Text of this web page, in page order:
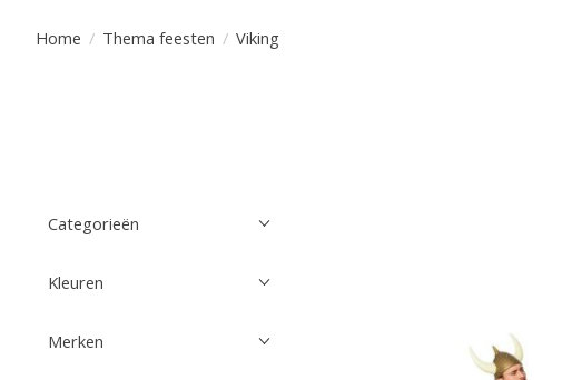
Home / Thema feesten / Viking
Categorieën
Kleuren
Merken